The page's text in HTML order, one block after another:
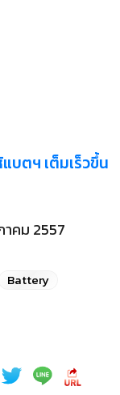
บตฯ เต็มเร็วขึ้น
คม 2557
Battery